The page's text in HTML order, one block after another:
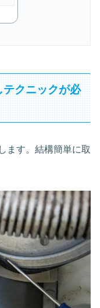
クニックが必
ます。結構簡単に取